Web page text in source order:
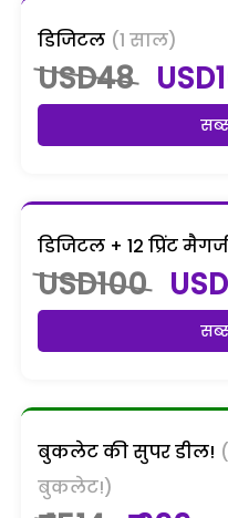
डिजिटल (1 साल)
USD48
डिजिटल + 12 प्रिंट
USD100
बुकलेट की सुपर डील!
बुकलेट!)